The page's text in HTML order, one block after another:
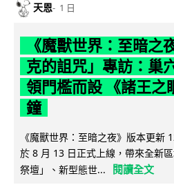
天恩 1 日
《魔獸世界：至暗之
克的詛咒」專訪：巢
領門檻而設 《諸王之
鐘
《魔獸世界：至暗之夜》版本更新
於 8 月 13 日正式上線，帶來全新
祭壇」、新型態世...
閱讀全文